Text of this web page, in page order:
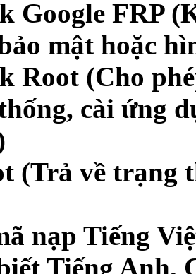
Google FRP
mật hoặc
Root (Cho
cài ứng
(Trả về trạng
nạp Tiếng
Tiếng Anh.